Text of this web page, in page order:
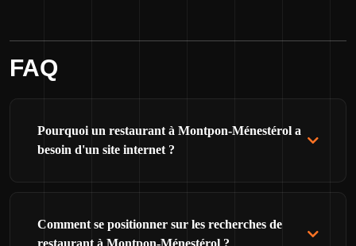
FAQ
Pourquoi un restaurant à Montpon-Ménestérol a
besoin d'un site internet ?
Comment se positionner sur les recherches de
restaurant à Montpon-Ménestérol ?